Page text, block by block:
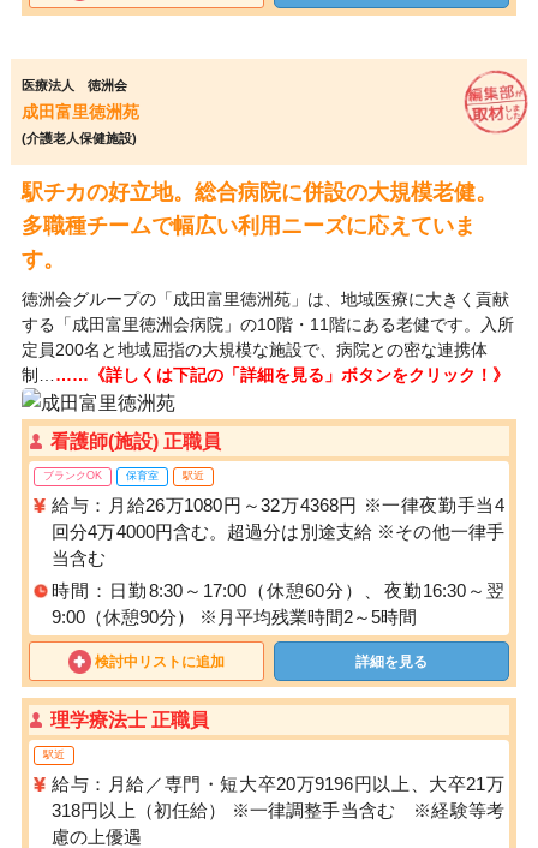
医療法人 徳洲会
成田富里徳洲苑
(介護老人保健施設)
駅チカの好立地。総合病院に併設の大規模老健。
多職種チームで幅広い利用ニーズに応えていま
す。
徳洲会グループの「成田富里徳洲苑」は、地域医療に大きく貢献
する「成田富里徳洲会病院」の10階・11階にある老健です。入所
定員200名と地域屈指の大規模な施設で、病院との密な連携体
制… ……《詳しくは下記の「詳細を見る」ボタンをクリック！》
看護師(施設) 正職員
ブランクOK 保育室 駅近
給与：月給26万1080円～32万4368円 ※一律夜勤手当4
回分4万4000円含む。超過分は別途支給 ※その他一律手
当含む
時間：日勤8:30～17:00（休憩60分）、夜勤16:30～翌
9:00（休憩90分） ※月平均残業時間2～5時間
検討中リストに追加 詳細を見る
理学療法士 正職員
駅近
給与：月給／専門・短大卒20万9196円以上、大卒21万
318円以上（初任給） ※一律調整手当含む ※経験等考
慮の上優遇